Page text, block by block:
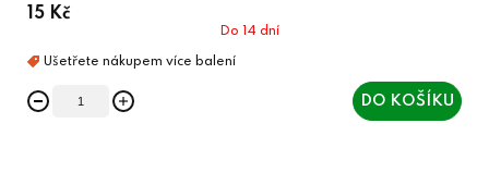
15 Kč
Do 14 dní
DO KOŠÍKU